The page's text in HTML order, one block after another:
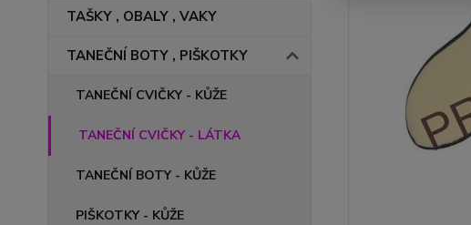
TAŠKY , OBALY , VAKY
TANEČNÍ BOTY , PIŠKOTKY
TANEČNÍ CVIČKY - KŮŽE
TANEČNÍ CVIČKY - LÁTKA
TANEČNÍ BOTY - KŮŽE
PIŠKOTKY - KŮŽE